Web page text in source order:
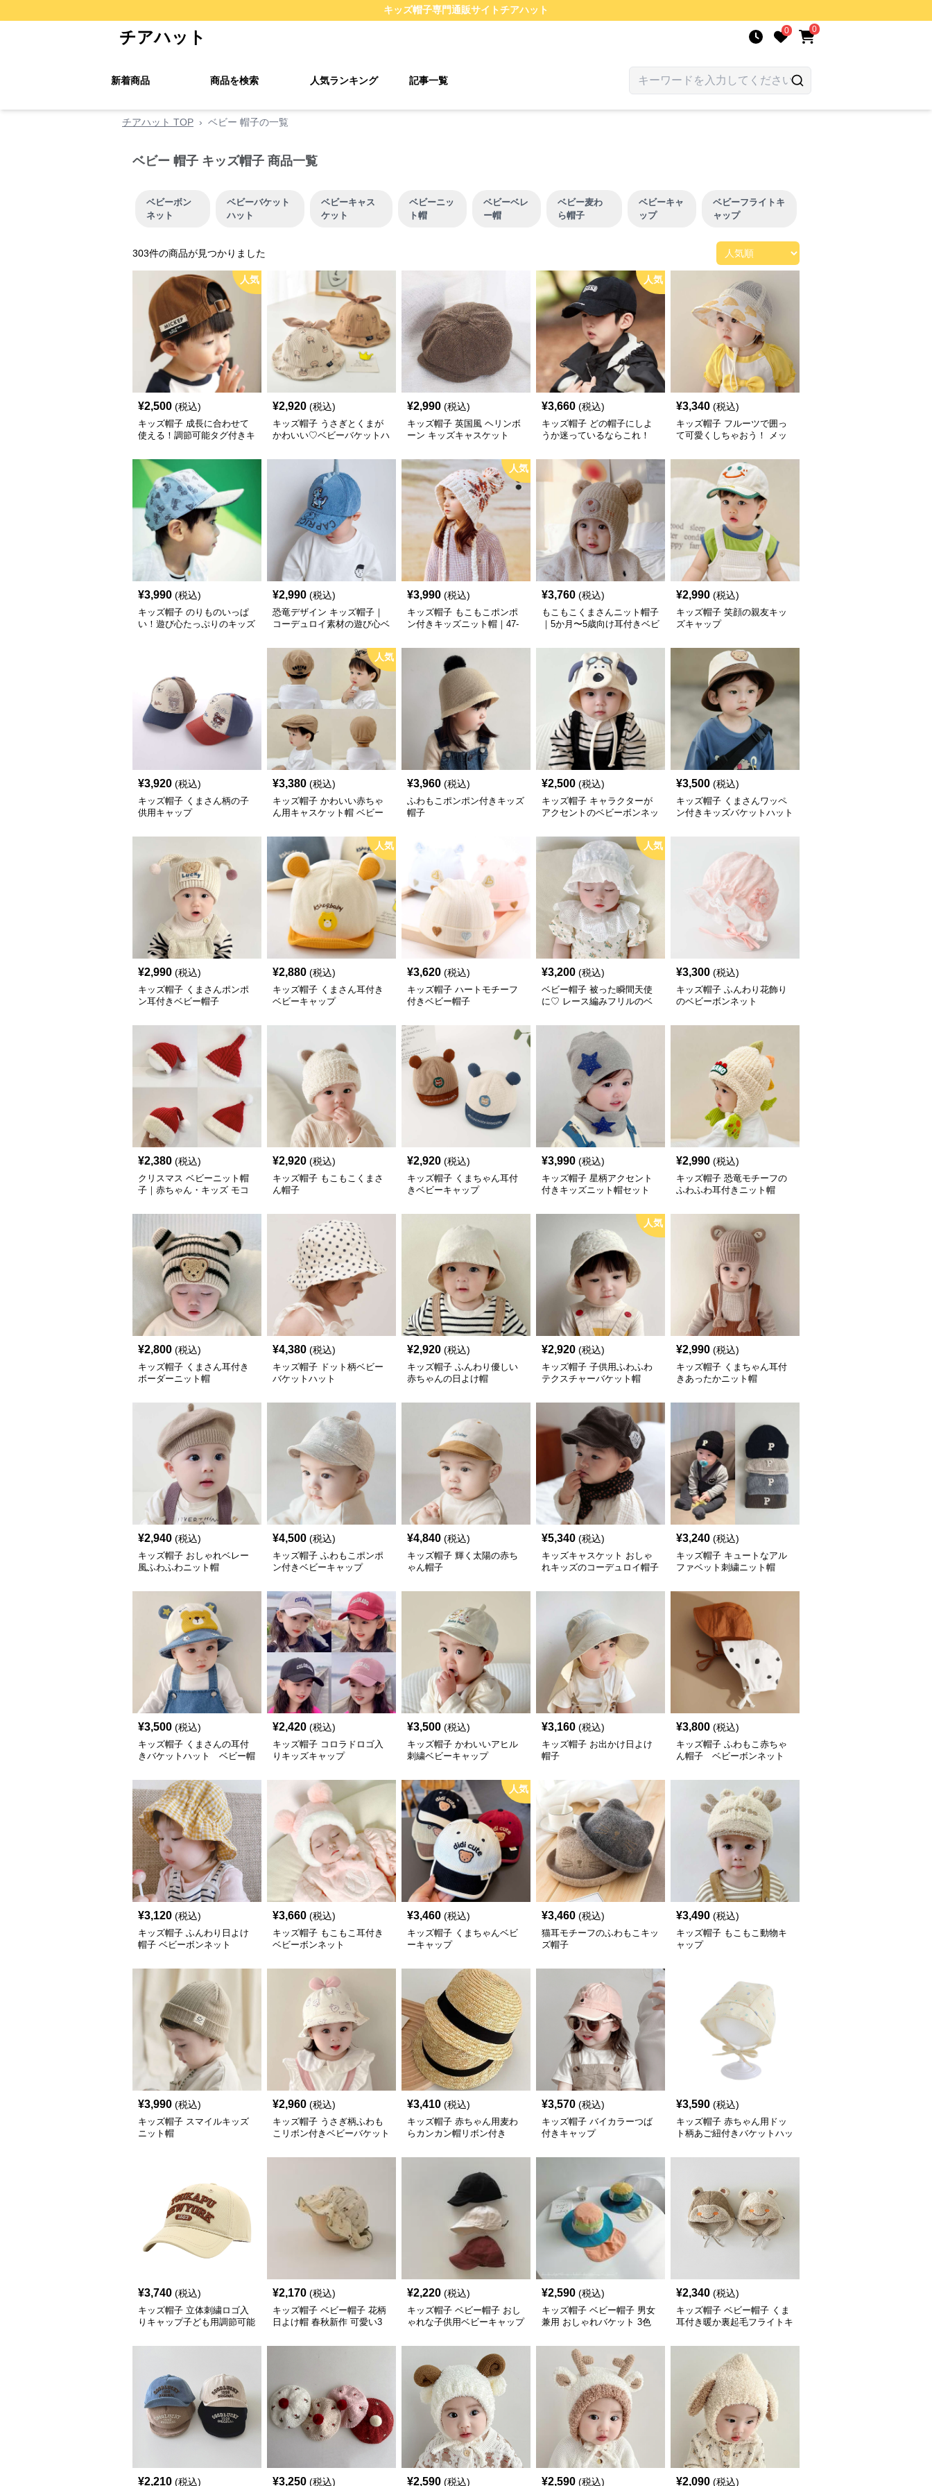
キッズ帽子専門通販サイトチアハット
チアハット 0 0
新着商品 商品を検索 人気ランキング 記事一覧
チアハット TOP › ベビー 帽子の一覧
ベビー 帽子 キッズ帽子 商品一覧
ベビーボン
ネット
ベビーバケット
ハット
ベビーキャス
ケット
ベビーニッ
ト帽
ベビーベレ
ー帽
ベビー麦わ
ら帽子
ベビーキャ
ップ
ベビーフライトキ
ャップ
303件の商品が見つかりました
人気
¥2,500 (税込)
キッズ帽子 成長に合わせて
使える！調節可能タグ付きキ
¥2,920 (税込)
キッズ帽子 うさぎとくまが
かわいい♡ベビーバケットハ
素材【46–48cm】
¥2,990 (税込)
キッズ帽子 英国風 ヘリンボ
ーン キッズキャスケット
人気
¥3,660 (税込)
キッズ帽子 どの帽子にしよ
うか迷っているならこれ！
ゴキャップ【46–54cm・成長
に合わせ調整可能】
¥3,340 (税込)
キッズ帽子 フルーツで囲っ
て可愛くしちゃおう！ メッ
ャップ
¥3,990 (税込)
キッズ帽子 のりものいっぱ
い！遊び心たっぷりのキッズ
¥2,990 (税込)
恐竜デザイン キッズ帽子｜
コーデュロイ素材の遊び心ベ
人気
¥3,990 (税込)
キッズ帽子 もこもこポンポ
ン付きキッズニット帽｜47-
ビーニット帽
¥3,760 (税込)
もこもこくまさんニット帽子
｜5か月〜5歳向け耳付きベビ
¥2,990 (税込)
キッズ帽子 笑顔の親友キッ
ズキャップ
¥3,920 (税込)
キッズ帽子 くまさん柄の子
供用キャップ
人気
¥3,380 (税込)
キッズ帽子 かわいい赤ちゃ
ん用キャスケット帽 ベビー
¥3,960 (税込)
ふわもこポンポン付きキッズ
帽子
¥2,500 (税込)
キッズ帽子 キャラクターが
アクセントのベビーボンネッ
¥3,500 (税込)
キッズ帽子 くまさんワッペ
ン付きキッズバケットハット
¥2,990 (税込)
キッズ帽子 くまさんポンポ
ン耳付きベビー帽子
人気
¥2,880 (税込)
キッズ帽子 くまさん耳付き
ベビーキャップ
¥3,620 (税込)
キッズ帽子 ハートモチーフ
付きベビー帽子
人気
¥3,200 (税込)
ベビー帽子 被った瞬間天使
に♡ レース編みフリルのベ
お出かけ用にも 新生児〜ベ
ビーサイズ3,200円（税込）
¥3,300 (税込)
キッズ帽子 ふんわり花飾り
のベビーボンネット
¥2,380 (税込)
クリスマス ベビーニット帽
子｜赤ちゃん・キッズ モコ
6ヶ月〜3歳対応（S・Mサイ
¥2,920 (税込)
キッズ帽子 もこもこくまさ
ん帽子
¥2,920 (税込)
キッズ帽子 くまちゃん耳付
きベビーキャップ
¥3,990 (税込)
キッズ帽子 星柄アクセント
付きキッズニット帽セット
¥2,990 (税込)
キッズ帽子 恐竜モチーフの
ふわふわ耳付きニット帽
¥2,800 (税込)
キッズ帽子 くまさん耳付き
ボーダーニット帽
¥4,380 (税込)
キッズ帽子 ドット柄ベビー
バケットハット
¥2,920 (税込)
キッズ帽子 ふんわり優しい
赤ちゃんの日よけ帽
人気
¥2,920 (税込)
キッズ帽子 子供用ふわふわ
テクスチャーバケット帽
¥2,990 (税込)
キッズ帽子 くまちゃん耳付
きあったかニット帽
¥2,940 (税込)
キッズ帽子 おしゃれベレー
風ふわふわニット帽
¥4,500 (税込)
キッズ帽子 ふわもこポンポ
ン付きベビーキャップ
¥4,840 (税込)
キッズ帽子 輝く太陽の赤ち
ゃん帽子
¥5,340 (税込)
キッズキャスケット おしゃ
れキッズのコーデュロイ帽子
¥3,240 (税込)
キッズ帽子 キュートなアル
ファベット刺繍ニット帽
¥3,500 (税込)
キッズ帽子 くまさんの耳付
きバケットハット ベビー帽
¥2,420 (税込)
キッズ帽子 コロラドロゴ入
りキッズキャップ
¥3,500 (税込)
キッズ帽子 かわいいアヒル
刺繍ベビーキャップ
¥3,160 (税込)
キッズ帽子 お出かけ日よけ
帽子
¥3,800 (税込)
キッズ帽子 ふわもこ赤ちゃ
ん帽子 ベビーボンネット
¥3,120 (税込)
キッズ帽子 ふんわり日よけ
帽子 ベビーボンネット
¥3,660 (税込)
キッズ帽子 もこもこ耳付き
ベビーボンネット
人気
¥3,460 (税込)
キッズ帽子 くまちゃんベビ
ーキャップ
¥3,460 (税込)
猫耳モチーフのふわもこキッ
ズ帽子
¥3,490 (税込)
キッズ帽子 もこもこ動物キ
ャップ
¥3,990 (税込)
キッズ帽子 スマイルキッズ
ニット帽
¥2,960 (税込)
キッズ帽子 うさぎ柄ふわも
こリボン付きベビーバケット
¥3,410 (税込)
キッズ帽子 赤ちゃん用麦わ
らカンカン帽リボン付き
¥3,570 (税込)
キッズ帽子 バイカラーつば
付きキャップ
¥3,590 (税込)
キッズ帽子 赤ちゃん用ドッ
ト柄あご紐付きバケットハッ
¥3,740 (税込)
キッズ帽子 立体刺繍ロゴ入
りキャップ子ども用調節可能
¥2,170 (税込)
キッズ帽子 ベビー帽子 花柄
日よけ帽 春秋新作 可愛い3
¥2,220 (税込)
キッズ帽子 ベビー帽子 おし
ゃれな子供用ベビーキャップ
¥2,590 (税込)
キッズ帽子 ベビー帽子 男女
兼用 おしゃれバケット 3色
¥2,340 (税込)
キッズ帽子 ベビー帽子 くま
耳付き暖か裏起毛フライトキ
¥2,210 (税込) ¥3,250 (税込) ¥2,590 (税込) ¥2,590 (税込) ¥2,090 (税込)